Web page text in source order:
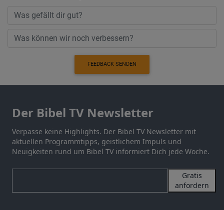
FEEDBACK SENDEN
Der Bibel TV Newsletter
Verpasse keine Highlights. Der Bibel TV Newsletter mit
aktuellen Programmtipps, geistlichem Impuls und
Neuigkeiten rund um Bibel TV informiert Dich jede Woche.
Gratis
anfordern